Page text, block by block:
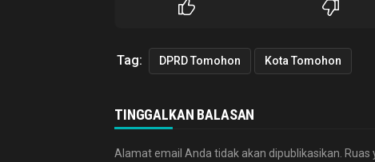
Tag: DPRD Tomohon Kota Tomohon
TINGGALKAN BALASAN
Alamat email Anda tidak akan dipublikasikan. Ruas